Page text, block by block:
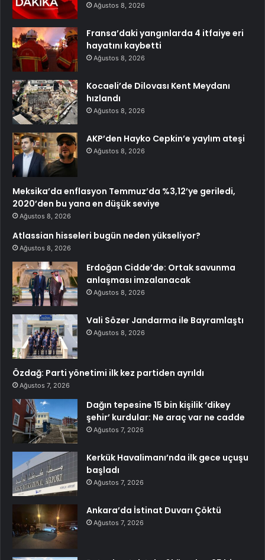
Ağustos 8, 2026
Fransa’daki yangınlarda 4 itfaiye eri
hayatını kaybetti
Ağustos 8, 2026
Kocaeli’de Dilovası Kent Meydanı
hızlandı
Ağustos 8, 2026
AKP’den Hayko Cepkin’e yaylım ateşi
Ağustos 8, 2026
Meksika’da enflasyon Temmuz’da %3,12’ye geriledi,
2020’den bu yana en düşük seviye
Ağustos 8, 2026
Atlassian hisseleri bugün neden yükseliyor?
Ağustos 8, 2026
Erdoğan Cidde’de: Ortak savunma
anlaşması imzalanacak
Ağustos 8, 2026
Vali Sözer Jandarma ile Bayramlaştı
Ağustos 8, 2026
Özdağ: Parti yönetimi ilk kez partiden ayrıldı
Ağustos 7, 2026
Dağın tepesine 15 bin kişilik ‘dikey
şehir’ kurdular: Ne araç var ne cadde
Ağustos 7, 2026
Kerkük Havalimanı’nda ilk gece uçuşu
başladı
Ağustos 7, 2026
Ankara’da İstinat Duvarı Çöktü
Ağustos 7, 2026